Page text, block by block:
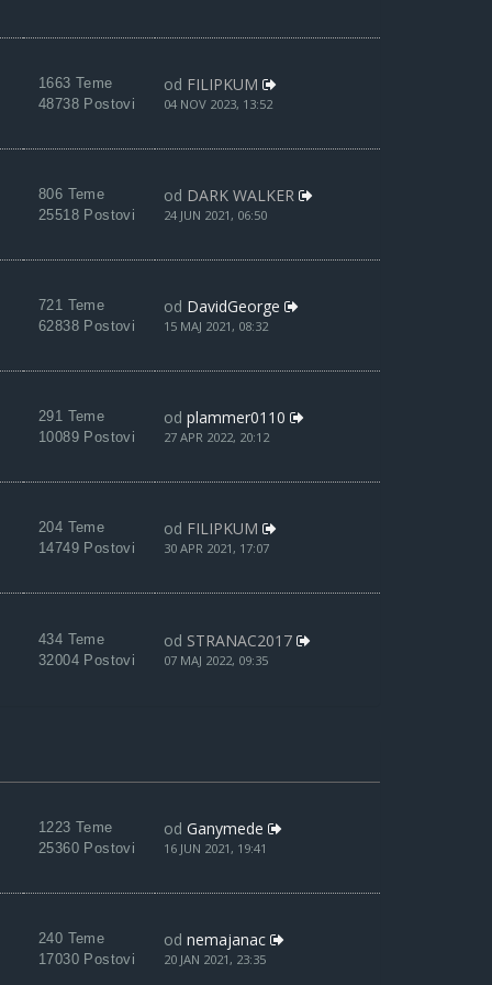
1663 Teme
48738 Postovi
od FILIPKUM
04 NOV 2023, 13:52
806 Teme
25518 Postovi
od DARK WALKER
24 JUN 2021, 06:50
721 Teme
62838 Postovi
od DavidGeorge
15 MAJ 2021, 08:32
291 Teme
10089 Postovi
od plammer0110
27 APR 2022, 20:12
204 Teme
14749 Postovi
od FILIPKUM
30 APR 2021, 17:07
434 Teme
32004 Postovi
od STRANAC2017
07 MAJ 2022, 09:35
1223 Teme
25360 Postovi
od Ganymede
16 JUN 2021, 19:41
240 Teme
17030 Postovi
od nemajanac
20 JAN 2021, 23:35